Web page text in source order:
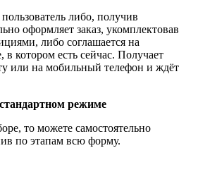
либо, получив
оформляет заказ, укомплектовав
либо соглашается на
котором есть сейчас. Получает
или на мобильный телефон и ждёт
режиме
то можете самостоятельно
по этапам всю форму.